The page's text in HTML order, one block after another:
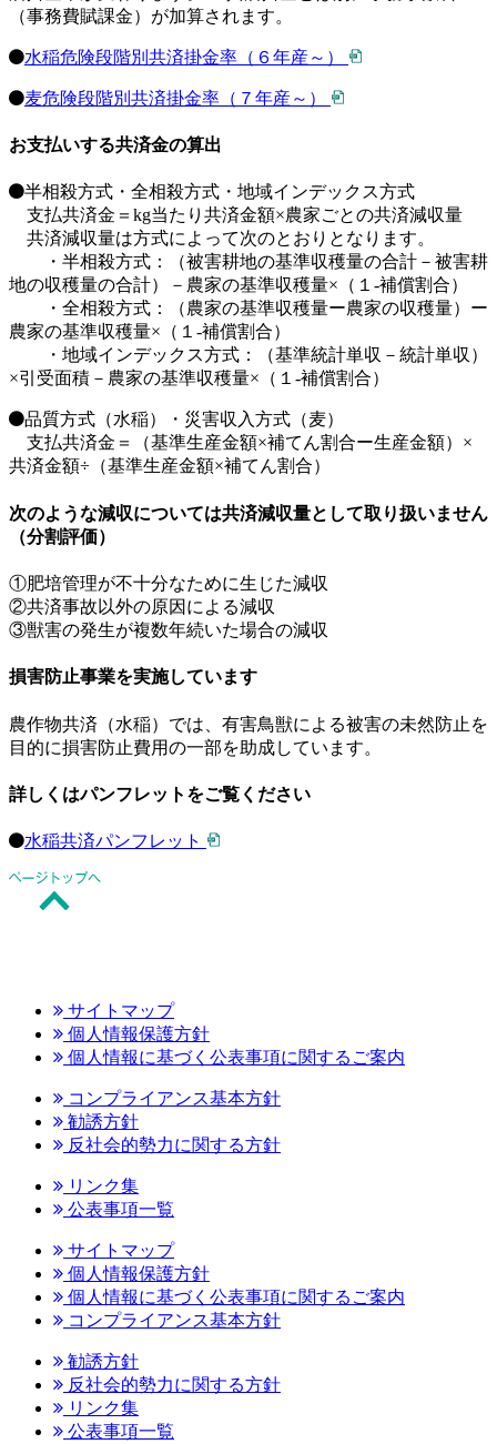
（事務費賦課金）が加算されます。
水稲危険段階別共済掛金率（６年産～）
麦危険段階別共済掛金率（７年産～）
お支払いする共済金の算出
半相殺方式・全相殺方式・地域インデックス方式
支払共済金＝kg当たり共済金額×農家ごとの共済減収量
共済減収量は方式によって次のとおりとなります。
・半相殺方式：（被害耕地の基準収穫量の合計－被害耕
地の収穫量の合計）－農家の基準収穫量×（１-補償割合）
・全相殺方式：（農家の基準収穫量ー農家の収穫量）ー
農家の基準収穫量×（１-補償割合）
・地域インデックス方式：（基準統計単収－統計単収）
×引受面積－農家の基準収穫量×（１-補償割合）
品質方式（水稲）・災害収入方式（麦）
支払共済金＝（基準生産金額×補てん割合ー生産金額）×
共済金額÷（基準生産金額×補てん割合）
次のような減収については共済減収量として取り扱いません
（分割評価）
①肥培管理が不十分なために生じた減収
②共済事故以外の原因による減収
③獣害の発生が複数年続いた場合の減収
損害防止事業を実施しています
農作物共済（水稲）では、有害鳥獣による被害の未然防止を
目的に損害防止費用の一部を助成しています。
詳しくはパンフレットをご覧ください
水稲共済パンフレット
サイトマップ
個人情報保護方針
個人情報に基づく公表事項に関するご案内
コンプライアンス基本方針
勧誘方針
反社会的勢力に関する方針
リンク集
公表事項一覧
サイトマップ
個人情報保護方針
個人情報に基づく公表事項に関するご案内
コンプライアンス基本方針
勧誘方針
反社会的勢力に関する方針
リンク集
公表事項一覧